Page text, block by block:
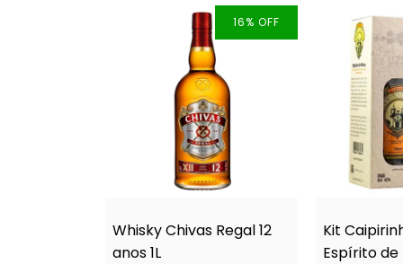
16% OFF
Whisky Chivas Regal 12
anos 1L
Kit
Espírito